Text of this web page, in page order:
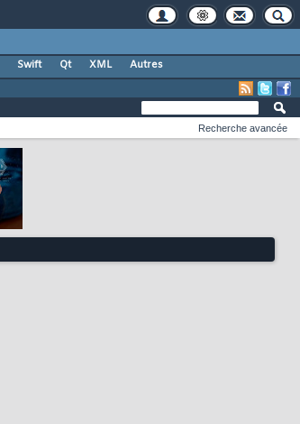
Swift Qt XML
Autres
Recherche avancée